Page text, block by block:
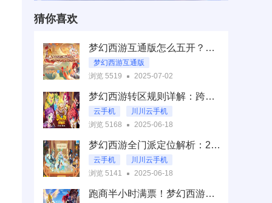
猜你喜欢
梦幻西游互通版怎么五开？川川云手机五开多开流畅不卡顿
梦幻西游互通版
川川云手机
啥是梦幻西游互通版五开
浏览 5519 2025-07-02
梦幻西游转区规则详解：跨服费用/物品携带限制与转服后物价差异分析
云手机
川川云手机
梦幻西游手游
浏览 5168 2025-06-18
梦幻西游全门派定位解析：2025版本T0梯队职业推荐与技能连招教学
云手机
川川云手机
梦幻西游手游
浏览 5141 2025-06-18
跑商半小时满票！梦幻西游双线商品刷新时间与跨区倒卖路线